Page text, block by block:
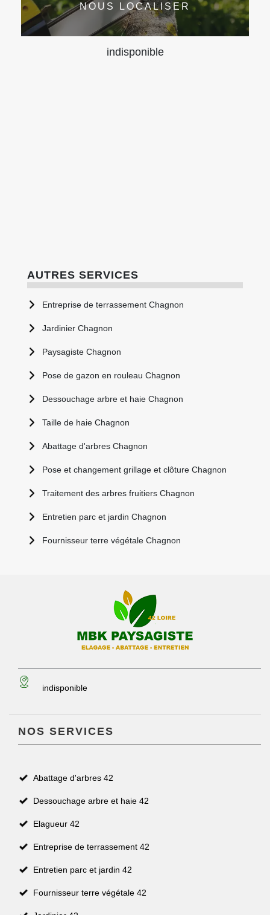
NOUS LOCALISER
indisponible
AUTRES SERVICES
Entreprise de terrassement Chagnon
Jardinier Chagnon
Paysagiste Chagnon
Pose de gazon en rouleau Chagnon
Dessouchage arbre et haie Chagnon
Taille de haie Chagnon
Abattage d'arbres Chagnon
Pose et changement grillage et clôture Chagnon
Traitement des arbres fruitiers Chagnon
Entretien parc et jardin Chagnon
Fournisseur terre végétale Chagnon
indisponible
NOS SERVICES
Abattage d'arbres 42
Dessouchage arbre et haie 42
Elagueur 42
Entreprise de terrassement 42
Entretien parc et jardin 42
Fournisseur terre végétale 42